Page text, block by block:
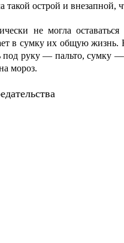
такой острой и внезапной,
не могла
в сумку их общую жизнь.
под руку — пальто, сумку —
мороз.